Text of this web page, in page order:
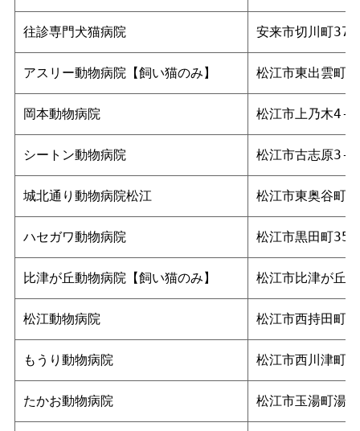
往診専門犬猫病院 安来市切川町375
アスリー動物病院【飼い猫のみ】 松江市東出雲町
岡本動物病院 松江市上乃木4-
シートン動物病院 松江市古志原3-
城北通り動物病院松江 松江市東奥谷町
ハセガワ動物病院 松江市黒田町
比津が丘動物病院【飼い猫のみ】 松江市比津が丘
松江動物病院 松江市西持田町
もうり動物病院 松江市西川津町
たかお動物病院 松江市玉湯町湯